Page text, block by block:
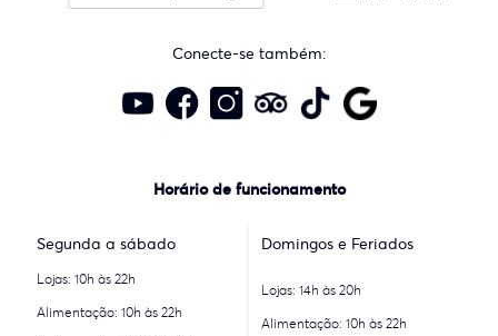
Conecte-se também:
Horário de funcionamento
Segunda a sábado
Lojas: 10h às 22h
Alimentação: 10h às 22h
Domingos e Feriados
Lojas: 14h às 20h
Alimentação: 10h às 22h